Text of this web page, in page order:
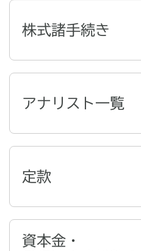
株式諸手続き
アナリスト一覧
定款
資本金・